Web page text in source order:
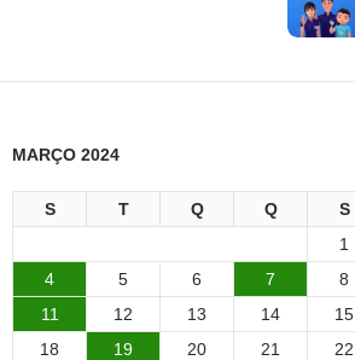
MARÇO 2024
S T Q Q S
1
4
5 6 7 8
11
12 13 14 15
18
19 20 21 22